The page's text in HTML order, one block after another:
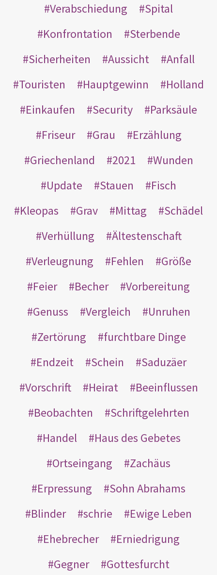
Verabschiedung
Spital
Konfrontation
Sterbende
Sicherheiten
Aussicht
Anfall
Touristen
Hauptgewinn
Holland
Einkaufen
Security
Parksäule
Friseur
Grau
Erzählung
Griechenland
2021
Wunden
Update
Stauen
Fisch
Kleopas
Grav Mittag
Schädel
Verhüllung
Ältestenschaft
Verleugnung
Fehlen
Größe
Feier
Becher
Vorbereitung
Genuss
Vergleich
Unruhen
Zertörung
furchtbare Dinge
Endzeit
Schein
Saduzäer
Vorschrift
Heirat
Beeinflussen
Beobachten
Schriftgelehrten
Handel
Haus des Gebetes
Ortseingang
Zachäus
Erpressung
Sohn Abrahams
Blinder
schrie
Ewige Leben
Ehebrecher
Erniedrigung
Gegner
Gottesfurcht